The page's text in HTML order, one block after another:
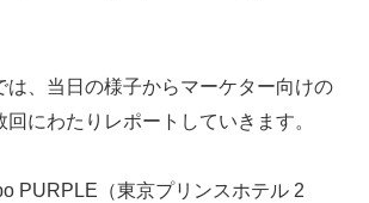
は、当日の様子からマーケター向けの
にわたりレポートしていきます。
PURPLE（東京プリンスホテル 2